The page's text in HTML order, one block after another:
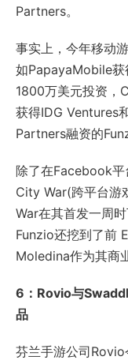
Partners。
事实上，今年移动
如PapayaMobile
1800万美元投资，
获得IDG Ventures
Partners融资的
除了在Facebook平
City War(跨平台
War在其首发一周
Funzio还挖到了前
Moledina作为其商
6：Rovio与
品
芬兰手游公司